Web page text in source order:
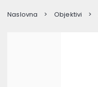
Naslovna Objektivi